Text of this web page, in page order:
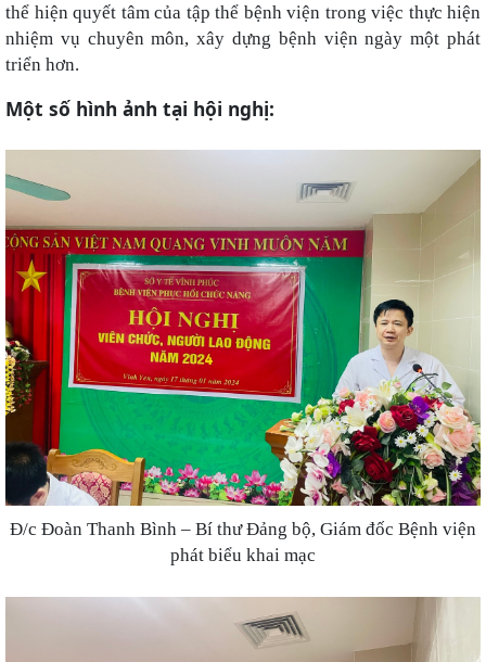
thể hiện quyết tâm của tập thể bệnh viện trong việc thực hiện
nhiệm vụ chuyên môn, xây dựng bệnh viện ngày một phát
triển hơn.
Một số hình ảnh tại hội nghị:
Đ/c Đoàn Thanh Bình – Bí thư Đảng bộ, Giám đốc Bệnh viện
phát biểu khai mạc